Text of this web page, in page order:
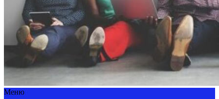
Меню